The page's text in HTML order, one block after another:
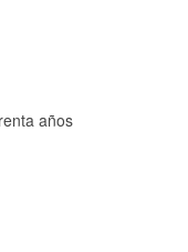
años